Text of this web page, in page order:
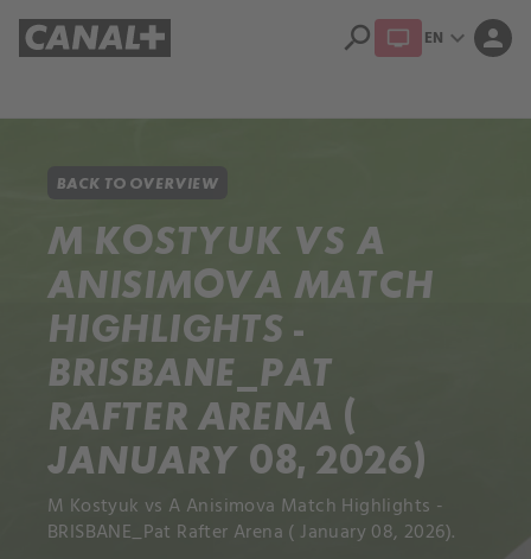
search EN expand_more person
BACK TO OVERVIEW
M KOSTYUK VS A
ANISIMOVA MATCH
HIGHLIGHTS -
BRISBANE_PAT
RAFTER ARENA (
JANUARY 08, 2026)
M Kostyuk vs A Anisimova Match Highlights -
BRISBANE_Pat Rafter Arena ( January 08, 2026).